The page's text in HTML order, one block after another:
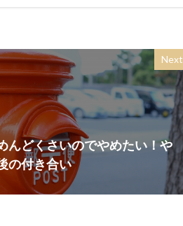
Next
んどくさいのでやめたい！や
の付き合い